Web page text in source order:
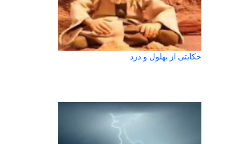
حکایتی از بهلول و دزد